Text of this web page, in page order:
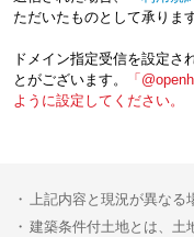
ただいたものとして承ります
ドメイン指定受信を設定さ
とがございます。
「
ように設定してください。
上記内容と現況が異なる
建築条件付土地とは、土